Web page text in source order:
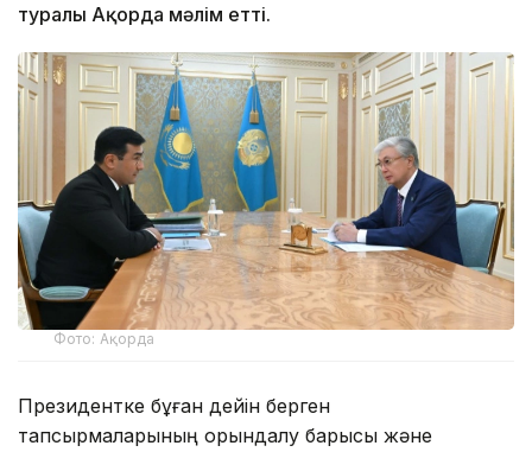
туралы Ақорда мәлім етті.
Фото: Ақорда
Президентке бұған дейін берген
тапсырмаларының орындалу барысы және